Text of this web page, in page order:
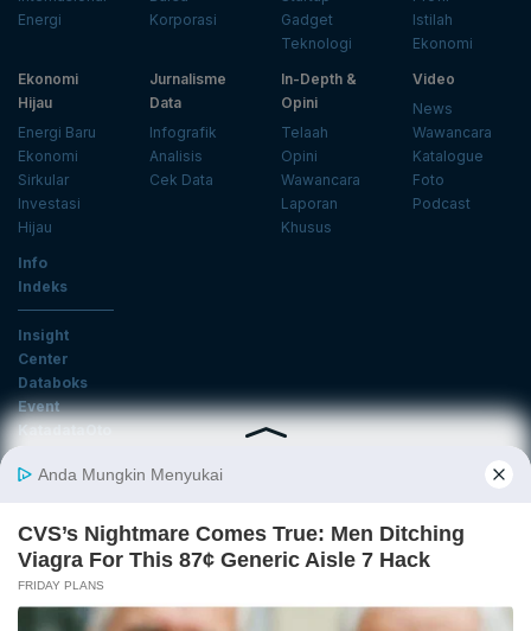
Energi
Korporasi
Gadget
Teknologi
Istilah
Ekonomi
Ekonomi
Hijau
Energi Baru
Ekonomi
Sirkular
Investasi
Hijau
Jurnalisme
Data
Infografik
Analisis
Cek Data
In-Depth &
Opini
Telaah
Opini
Wawancara
Laporan
Khusus
Video
News
Wawancara
Katalogue
Foto
Podcast
Info
Indeks
Insight
Center
Databoks
Event
KatadataOto
Email
Daftar